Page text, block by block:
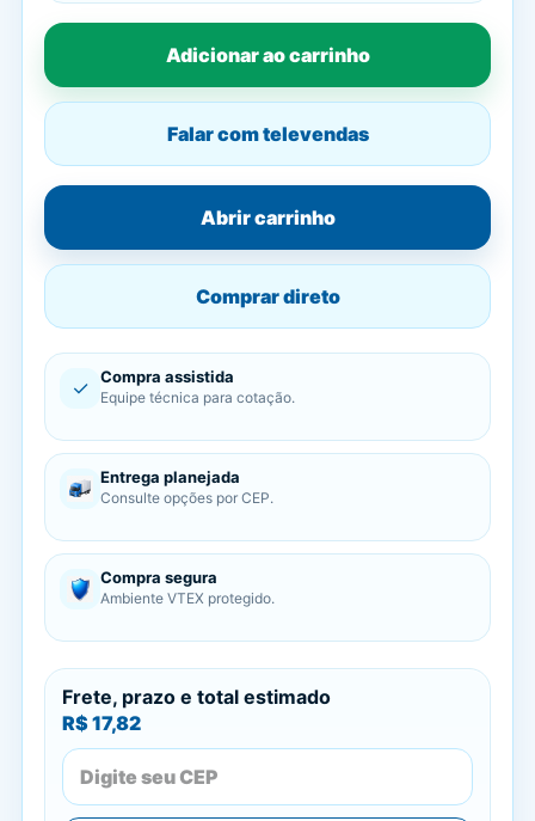
Adicionar ao carrinho
Falar com televendas
Abrir carrinho
Comprar direto
✓ Compra assistida
Equipe técnica para cotação.
Entrega planejada
Consulte opções por CEP.
Compra segura
Ambiente VTEX protegido.
Frete, prazo e total estimado
R$ 17,82